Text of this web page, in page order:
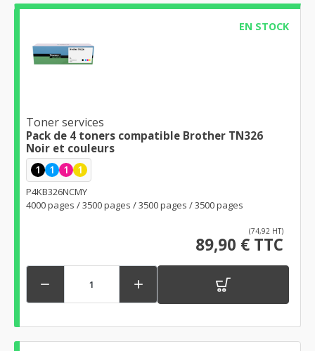
EN STOCK
Toner services
Pack de 4 toners compatible Brother TN326
Noir et couleurs
1 1 1 1
P4KB326NCMY
4000 pages / 3500 pages / 3500 pages / 3500 pages
(74,92 HT)
89,90 € TTC
 